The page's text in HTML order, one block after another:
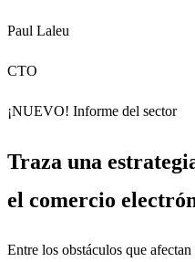
Paul Laleu
CTO
¡NUEVO! Informe del sector
Traza una
el comercio
Entre los obstáculos que